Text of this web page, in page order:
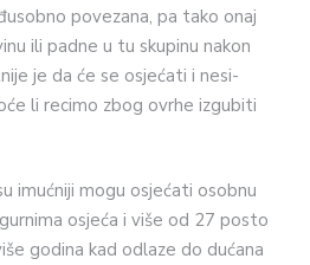
povezana, pa tako onaj
ili padne u tu skupinu nakon
je da će se osjećati i nesi­
li recimo zbog ovrhe izgubiti
imuć­niji mogu osjećati osobnu
osjeća i više od 27 posto
godina kad odlaze do dućana